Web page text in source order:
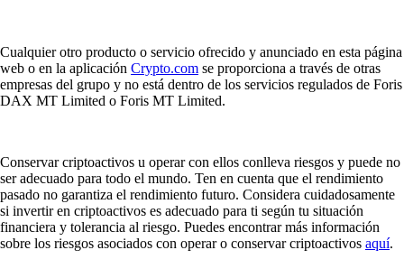
Cualquier otro producto o servicio ofrecido y anunciado en esta página
web o en la aplicación Crypto.com se proporciona a través de otras
empresas del grupo y no está dentro de los servicios regulados de Foris
DAX MT Limited o Foris MT Limited.
Conservar criptoactivos u operar con ellos conlleva riesgos y puede no
ser adecuado para todo el mundo. Ten en cuenta que el rendimiento
pasado no garantiza el rendimiento futuro. Considera cuidadosamente
si invertir en criptoactivos es adecuado para ti según tu situación
financiera y tolerancia al riesgo. Puedes encontrar más información
sobre los riesgos asociados con operar o conservar criptoactivos aquí.